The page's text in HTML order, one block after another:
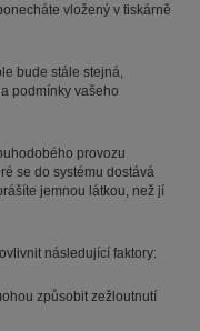
vložený v tiskárně
bude stále stejná,
podmínky vašeho
provozu
se do systému dostává
jemnou látkou, než jí
následující faktory:
způsobit zežloutnutí